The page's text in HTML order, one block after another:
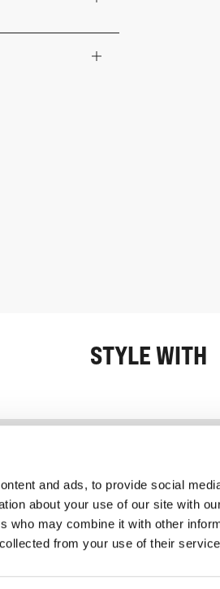
and ads, to provide social
about your use of our site with
who may combine it with other
from your use of their
STYLE WITH